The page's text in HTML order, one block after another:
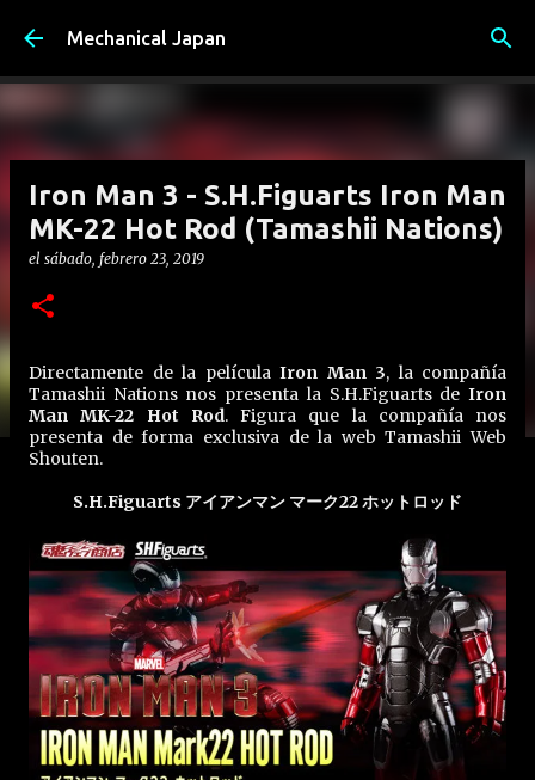
Ir al contenido principal
Mechanical Japan
Iron Man 3 - S.H.Figuarts Iron Man
MK-22 Hot Rod (Tamashii Nations)
el sábado, febrero 23, 2019
Directamente de la película Iron Man 3, la compañía
Tamashii Nations nos presenta la S.H.Figuarts de Iron
Man MK-22 Hot Rod. Figura que la compañía nos
presenta de forma exclusiva de la web Tamashii Web
Shouten.
S.H.Figuarts アイアンマン マーク22 ホットロッド